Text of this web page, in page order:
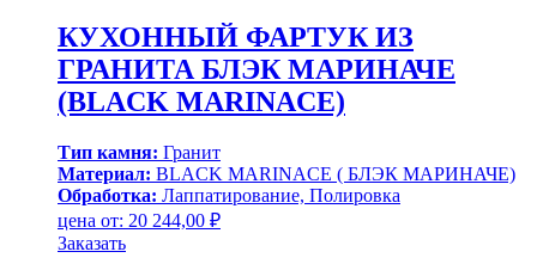
КУХОННЫЙ ФАРТУК ИЗ
ГРАНИТА БЛЭК МАРИНАЧЕ
(BLACK MARINACE)
Тип камня: Гранит
Материал: BLACK MARINACE ( БЛЭК МАРИНАЧЕ)
Обработка: Лаппатирование, Полировка
цена от: 20 244,00 ₽
Заказать